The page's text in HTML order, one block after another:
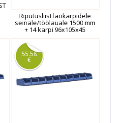
Riputusliist laokarpidele
seinale/töölauale 1500 mm
+ 14 karpi 96x105x45
55.58
€